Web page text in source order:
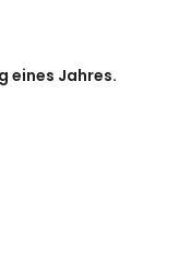
eines Jahres.